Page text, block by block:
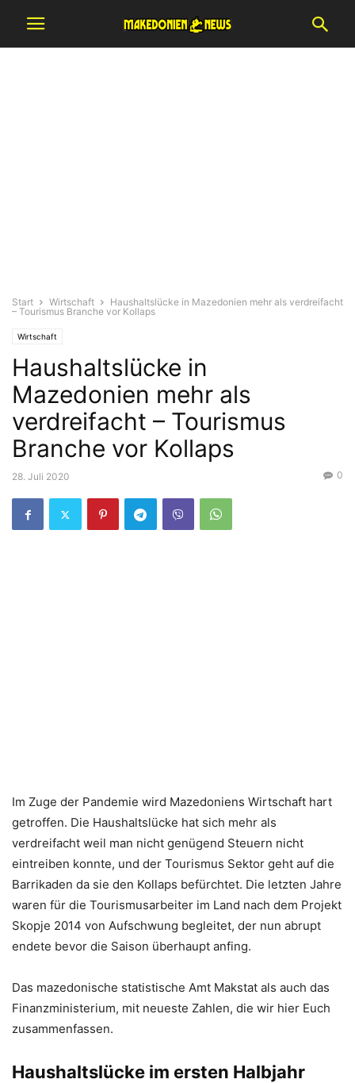
Start Wirtschaft
Haushaltslücke in Mazedonien mehr als verdreifacht
– Tourismus Branche vor Kollaps
Wirtschaft
Haushaltslücke in
Mazedonien mehr als
verdreifacht – Tourismus
Branche vor Kollaps
28. Juli 2020 0
Im Zuge der Pandemie wird Mazedoniens Wirtschaft hart
getroffen. Die Haushaltslücke hat sich mehr als
verdreifacht weil man nicht genügend Steuern nicht
eintreiben konnte, und der Tourismus Sektor geht auf die
Barrikaden da sie den Kollaps befürchtet. Die letzten Jahre
waren für die Tourismusarbeiter im Land nach dem Projekt
Skopje 2014 von Aufschwung begleitet, der nun abrupt
endete bevor die Saison überhaupt anfing.
Das mazedonische statistische Amt Makstat als auch das
Finanzministerium, mit neueste Zahlen, die wir hier Euch
zusammenfassen.
Haushaltslücke im ersten Halbjahr